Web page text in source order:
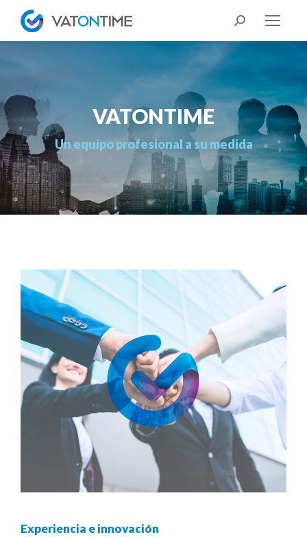
Buscar:
VATONTIME
Un equipo profesional a su medida
Estás aquí:
Experiencia e innovación